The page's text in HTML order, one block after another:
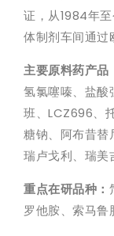
证，从1984年
体制剂车间通过
主要原料药产品
氢氯噻嗪、盐酸
班、LCZ696、
糖钠、阿布昔替
瑞卢戈利、瑞美
重点在研品种：
罗他胺、索马鲁